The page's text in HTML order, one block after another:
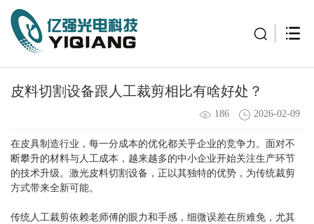
皮料切割设备跟人工裁剪相比有啥好处？
186 2026-02-09
在皮具制造行业，每一分成本的优化都关乎企业的竞争力。面对不
断攀升的材料与人工成本，越来越多的中小企业开始关注生产环节
的技术升级。 激光皮料切割设备 ，正以其独特的优势，为传统裁剪
方式带来全新可能。
传统人工裁剪依赖老师傅的眼力和手感，细微误差在所难免，尤其